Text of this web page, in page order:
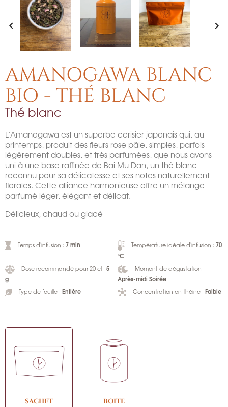
 
AMANOGAWA BLANC
BIO - THÉ BLANC
Thé blanc
L'Amanogawa est un superbe cerisier japonais qui, au
printemps, produit des fleurs rose pâle, simples, parfois
légèrement doubles, et très parfumées, que nous avons
uni à une base raffinée de Bai Mu Dan, un thé blanc
reconnu pour sa délicatesse et ses notes naturellement
florales. Cette alliance harmonieuse offre un mélange
parfumé léger, élégant et délicat.
Délicieux, chaud ou glacé
Temps d'infusion : 7 min Température idéale d'infusion : 70
°C
Dose recommandé pour 20 cl : 5
g
Moment de dégustation :
Après-midi Soirée
Type de feuille : Entière Concentration en théine : Faible
SACHET BOITE